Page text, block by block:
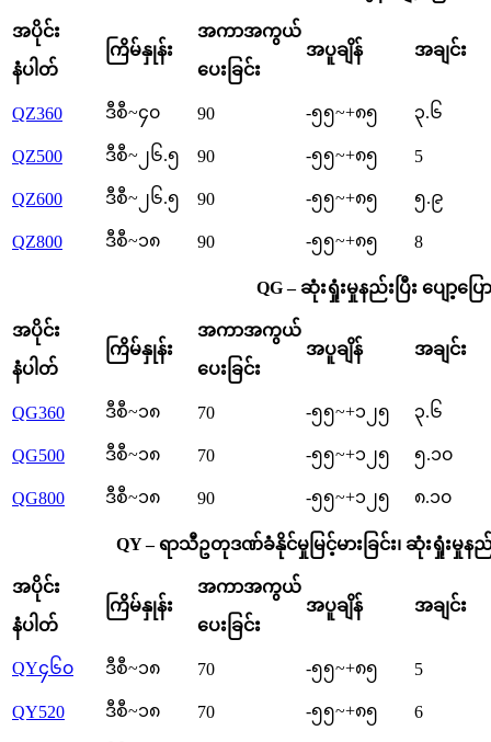
အပိုင်း
နံပါတ်
ကြိမ်နှုန်း
အကာအကွယ်
ပေးခြင်း
အပူချိန် အချင်း
QZ360 ဒီစီ~၄၀ 90 -၅၅~+၈၅ ၃.၆
QZ500 ဒီစီ~၂၆.၅ 90 -၅၅~+၈၅ 5
QZ600 ဒီစီ~၂၆.၅ 90 -၅၅~+၈၅ ၅.၉
QZ800 ဒီစီ~၁၈ 90 -၅၅~+၈၅ 8
QG – ဆုံးရှုံးမှုနည်းပြီး ပျော့ပြ
အပိုင်း
နံပါတ်
ကြိမ်နှုန်း
အကာအကွယ်
ပေးခြင်း
အပူချိန် အချင်း
QG360 ဒီစီ~၁၈ 70 -၅၅~+၁၂၅ ၃.၆
QG500 ဒီစီ~၁၈ 70 -၅၅~+၁၂၅ ၅.၁၀
QG800 ဒီစီ~၁၈ 90 -၅၅~+၁၂၅ ၈.၁၀
QY – ရာသီဥတုဒဏ်ခံနိုင်မှုမြင့်မားခြင်း၊ ဆုံးရှုံးမှုနည်းပ
အပိုင်း
နံပါတ်
ကြိမ်နှုန်း
အကာအကွယ်
ပေးခြင်း
အပူချိန် အချင်း
QY၄၆၀ ဒီစီ~၁၈ 70 -၅၅~+၈၅ 5
QY520 ဒီစီ~၁၈ 70 -၅၅~+၈၅ 6